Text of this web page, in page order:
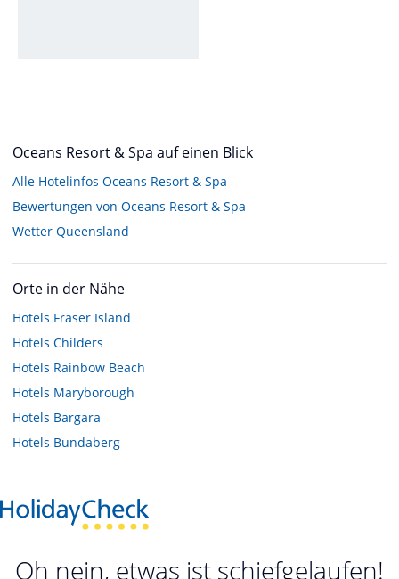
Oceans Resort & Spa auf einen Blick
Alle Hotelinfos Oceans Resort & Spa
Bewertungen von Oceans Resort & Spa
Wetter Queensland
Orte in der Nähe
Hotels Fraser Island
Hotels Childers
Hotels Rainbow Beach
Hotels Maryborough
Hotels Bargara
Hotels Bundaberg
Oh nein, etwas ist schiefgelaufen!